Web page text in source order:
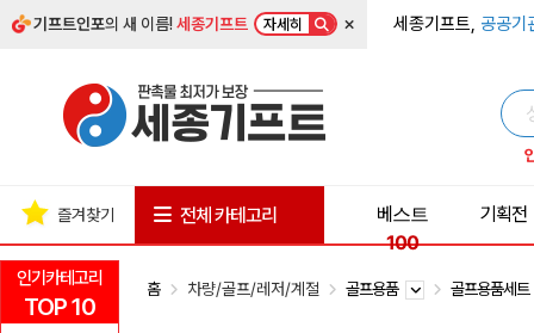
기프트인포의 새 이름!세종기프트 자세히 × 세종기프트, 공공기
인기카테고리
TOP 10
즐겨찾기 전체 카테고리
베스트
100
기획전
홈 차량/골프/레저/계절 골프용품 골프용품세